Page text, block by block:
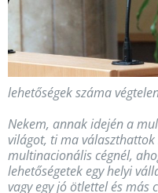
lehetőségek száma
Nekem, annak idején a
világot, ti ma
multinacionális cégnél,
lehetőségetek egy helyi
vagy egy jó ötlettel és más